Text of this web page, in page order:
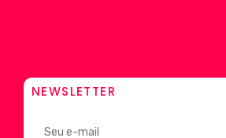
NEWSLETTER